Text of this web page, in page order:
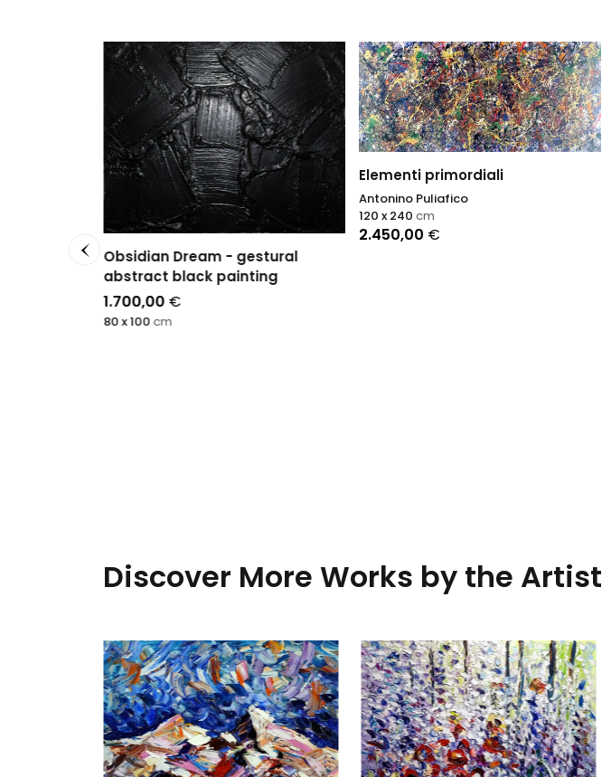
Obsidian Dream - gestural
abstract black painting
1.700,00 €
80 x 100 cm
Elementi primordiali
Antonino Puliafico
2.450,00 €
120 x 240 cm
Discover More Works by the Artist